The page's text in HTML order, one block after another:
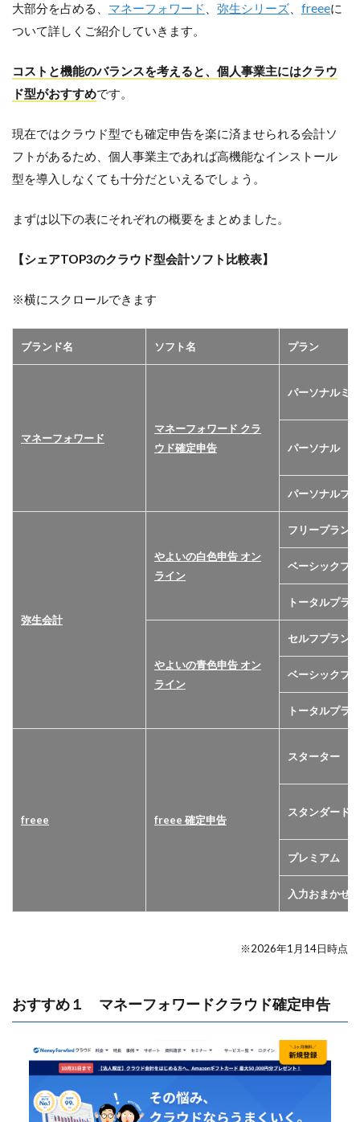
大部分を占める、 マネーフォワード 弥生シリーズ freeeに
ついて詳しくご紹介していきます。
コストと機能のバランスを考えると、個人事業主にはクラウ
ド型がおすすめです。
現在ではクラウド型でも確定申告を楽に済ませられる会計ソ
フトがあるため、個人事業主であれば高機能なインストール
型を導入しなくても十分だといえるでしょう。
まずは以下の表にそれぞれの概要をまとめました。
【シェアTOP3のクラウド型会計ソフト比較表】
※横にスクロールできます
ブランド名 ソフト名 プラン
マネーフォワード
マネーフォワード クラ
ウド確定申告
パーソナルミニ
パーソナル
パーソナルプ
弥生会計
やよいの白色申告 オン
ライン
フリープラン
ベーシックプ
トータルプラン
やよいの青色申告 オン
ライン
セルフプラン
ベーシックプ
トータルプラン
freee freee 確定申告
スターター
スタンダード
プレミアム
入力おまかせ
※2026年1月14日時点
おすすめ１ マネーフォワードクラウド確定申告